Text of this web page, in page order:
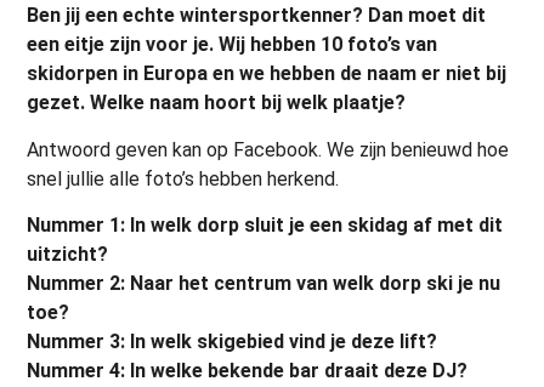
Ben jij een echte wintersportkenner? Dan moet dit
een eitje zijn voor je. Wij hebben 10 foto’s van
skidorpen in Europa en we hebben de naam er niet bij
gezet. Welke naam hoort bij welk plaatje?
Antwoord geven kan op Facebook. We zijn benieuwd hoe
snel jullie alle foto’s hebben herkend.
Nummer 1: In welk dorp sluit je een skidag af met dit
uitzicht?
Nummer 2: Naar het centrum van welk dorp ski je nu
toe?
Nummer 3: In welk skigebied vind je deze lift?
Nummer 4: In welke bekende bar draait deze DJ?